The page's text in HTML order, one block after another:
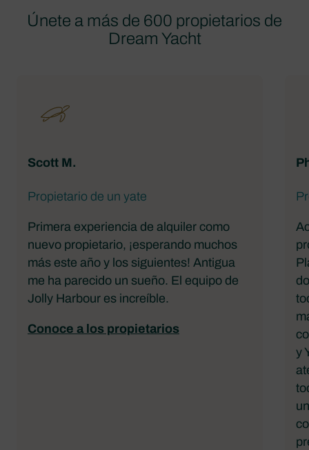
Únete a más de 600 propietarios de
Dream Yacht
Scott M.
Propietario de un yate
Primera experiencia de alquiler como
nuevo propietario, ¡esperando muchos
más este año y los siguientes! Antigua
me ha parecido un sueño. El equipo de
Jolly Harbour es increíble.
Conoce a los propietarios
y